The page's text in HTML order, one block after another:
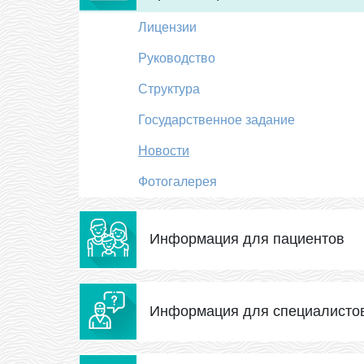
Лицензии
Руководство
Структура
Государственное задание
Новости
Фотогалерея
Информация для пациентов
Информация для